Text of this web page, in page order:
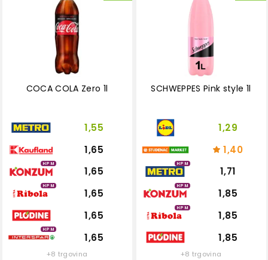
COCA COLA Zero 1l
1,55
1,65
HPM
1,65
HPM
1,65
1,65
HPM
1,65
+8 trgovina
SCHWEPPES Pink style 1l
1,29
1,40
HPM
1,71
HPM
1,85
HPM
1,85
1,85
+8 trgovina